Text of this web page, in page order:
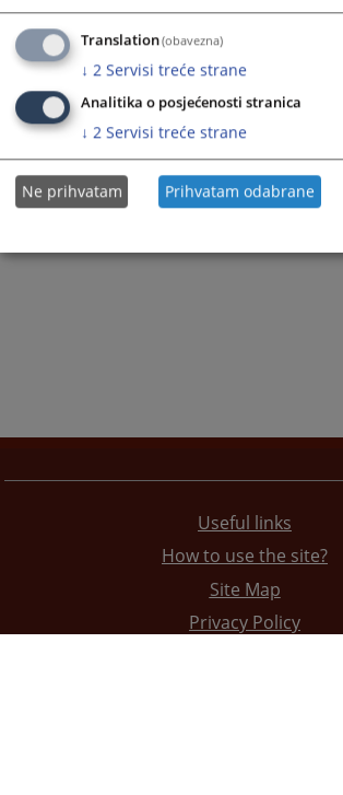
Useful links
How to use the site?
Site Map
Privacy Policy
Translation(obavezna)
↓ 2 Servisi treće strane
Analitika o posjećenosti stranica
↓ 2 Servisi treće strane
Ne prihvatam Prihvatam odabrane